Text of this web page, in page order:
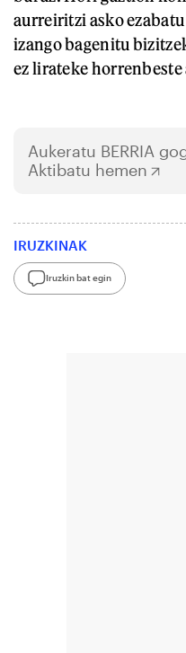
aurreiritzi asko
izango bagenitu
ez lirateke horrenbeste
Aukeratu BERRIA
Aktibatu hemen
IRUZKINAK
Iruzkin bat egin